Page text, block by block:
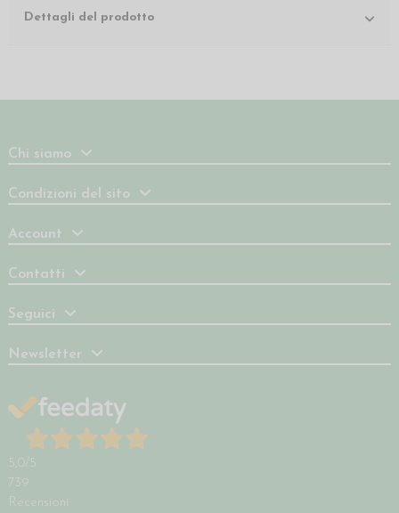
Dettagli del prodotto
Chi siamo
Condizioni del sito
Account
Contatti
Seguici
Newsletter
5,0 /5
739
Recensioni